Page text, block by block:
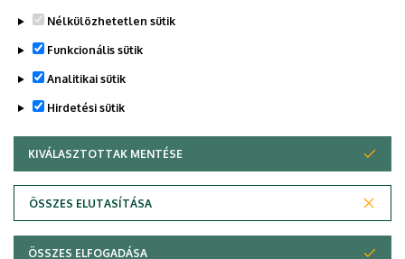
Adatvédelem
Nélkülözhetetlen sütik
Funkcionális sütik
Analitikai sütik
Hirdetési sütik
KIVÁLASZTOTTAK MENTÉSE
ÖSSZES ELUTASÍTÁSA
WITHDRAW CONSENT
ÖSSZES ELFOGADÁSA